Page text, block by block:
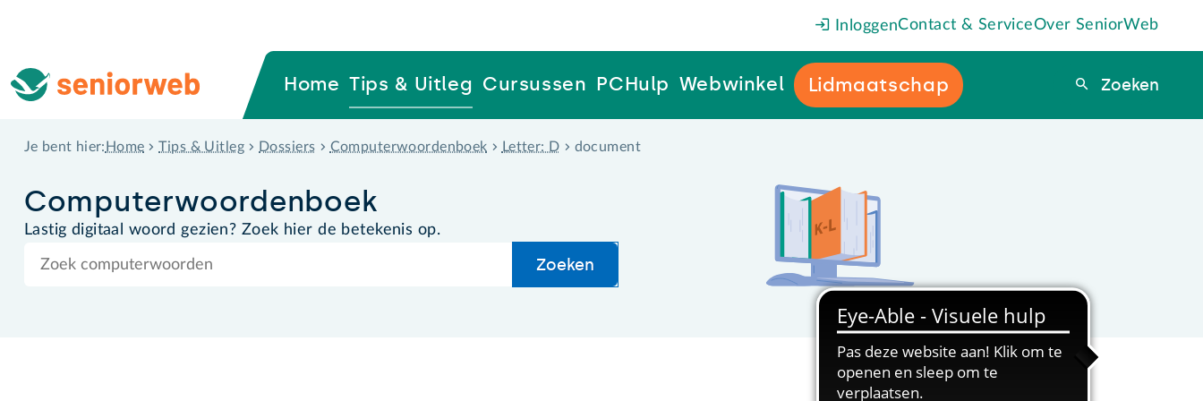
InloggenContact & ServiceOver SeniorWeb
Home Tips & Uitleg Cursussen PCHulp Webwinkel Lidmaatschap Zoeken
Zoeken
Je bent hier: Home Tips & Uitleg Dossiers Computerwoordenboek Letter: D document
Computer­woordenboek
Lastig digitaal woord gezien? Zoek hier de betekenis op.
Zoeken